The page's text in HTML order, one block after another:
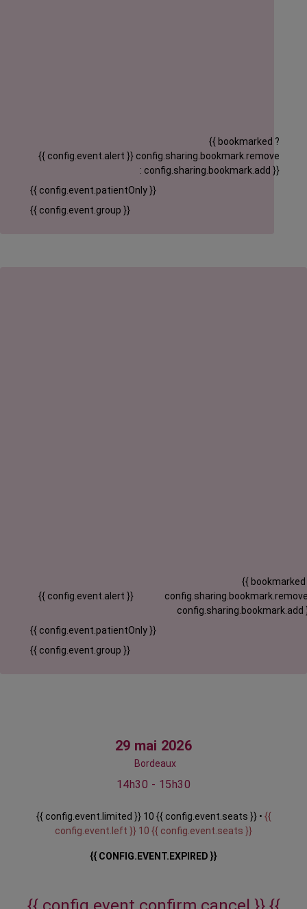
{{ config.event.alert }}
{{ bookmarked ?
config.sharing.bookmark.remove
: config.sharing.bookmark.add }}
{{ config.event.patientOnly }}
{{ config.event.group }}
{{ config.event.alert }}
{{ bookmarked
config.sharing.bookmark.add
{{ config.event.patientOnly }}
{{ config.event.group }}
29 mai 2026
Bordeaux
14h30 - 15h30
{{ config.event.limited }} 10 {{ config.event.seats }} • {{
config.event.left }} 10 {{ config.event.seats }}
{{ CONFIG.EVENT.EXPIRED }}